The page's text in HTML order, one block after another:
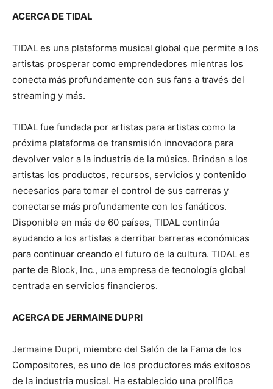
ACERCA DE TIDAL
TIDAL es una plataforma musical global que permite a los
artistas prosperar como emprendedores mientras los
conecta más profundamente con sus fans a través del
streaming y más.
TIDAL fue fundada por artistas para artistas como la
próxima plataforma de transmisión innovadora para
devolver valor a la industria de la música. Brindan a los
artistas los productos, recursos, servicios y contenido
necesarios para tomar el control de sus carreras y
conectarse más profundamente con los fanáticos.
Disponible en más de 60 países, TIDAL continúa
ayudando a los artistas a derribar barreras económicas
para continuar creando el futuro de la cultura. TIDAL es
parte de Block, Inc., una empresa de tecnología global
centrada en servicios financieros.
ACERCA DE JERMAINE DUPRI
Jermaine Dupri, miembro del Salón de la Fama de los
Compositores, es uno de los productores más exitosos
de la industria musical. Ha establecido una prolífica